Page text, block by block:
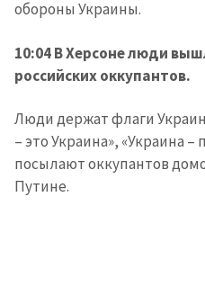
обороны Украины.
10:04 В Херсоне люди
российских оккупантов.
Люди держат флаги
– это Украина», «Украина
посылают оккупантов
Путине.